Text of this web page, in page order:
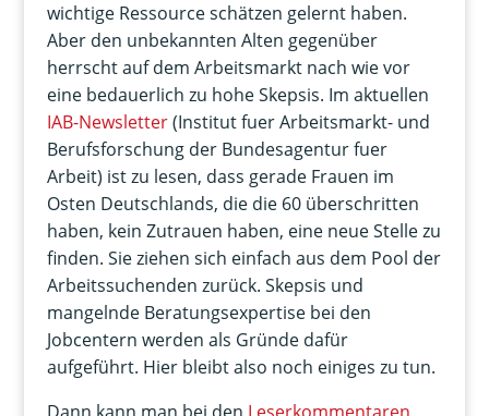
wichtige Ressource schätzen gelernt haben.
Aber den unbekannten Alten gegenüber
herrscht auf dem Arbeitsmarkt nach wie vor
eine bedauerlich zu hohe Skepsis. Im aktuellen
IAB-Newsletter(Institut fuer Arbeitsmarkt- und
Berufsforschung der Bundesagentur fuer
Arbeit) ist zu lesen, dass gerade Frauen im
Osten Deutschlands, die die 60 überschritten
haben, kein Zutrauen haben, eine neue Stelle zu
finden. Sie ziehen sich einfach aus dem Pool der
Arbeitssuchenden zurück. Skepsis und
mangelnde Beratungsexpertise bei den
Jobcentern werden als Gründe dafür
aufgeführt. Hier bleibt also noch einiges zu tun.